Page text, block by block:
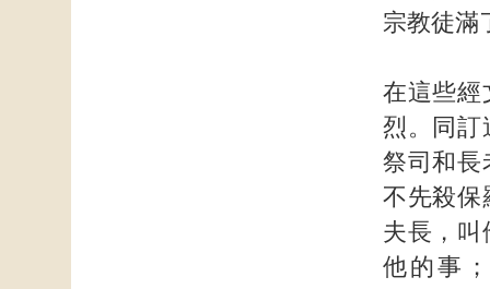
宗教徒滿
在這些經
烈。同訂
祭司和長
不先殺保
夫長，叫
他的事